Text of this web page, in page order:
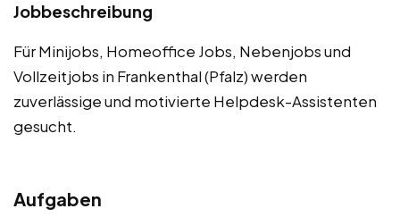
Jobbeschreibung
Für Minijobs, Homeoffice Jobs, Nebenjobs und
Vollzeitjobs in Frankenthal (Pfalz) werden
zuverlässige und motivierte Helpdesk-Assistenten
gesucht.
Aufgaben